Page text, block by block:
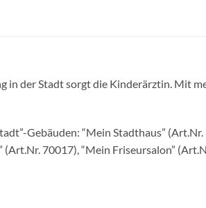
in der Stadt sorgt die Kinderärztin. Mit
Gebäuden: “Mein Stadthaus”
70017), “Mein Friseursalon”